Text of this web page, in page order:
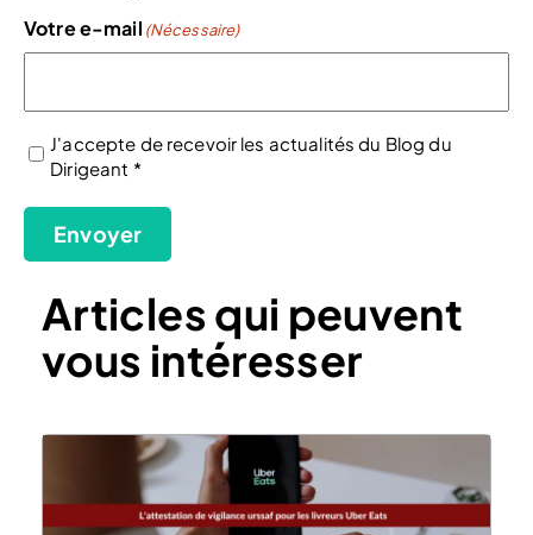
Votre e-mail (Nécessaire)
(Nécessaire)
J'accepte de recevoir les actualités du Blog du
Dirigeant *
Envoyer
Articles qui peuvent
vous intéresser